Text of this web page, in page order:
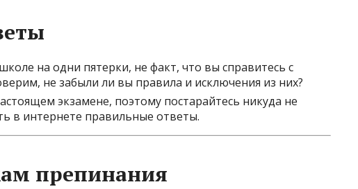
на одни пятерки, не факт, что вы справитесь с
не забыли ли вы правила и исключения из них?
экзамене, поэтому постарайтесь никуда не
в интернете правильные ответы.
препинания